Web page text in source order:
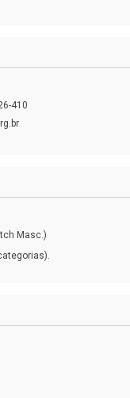
410
Masc.)